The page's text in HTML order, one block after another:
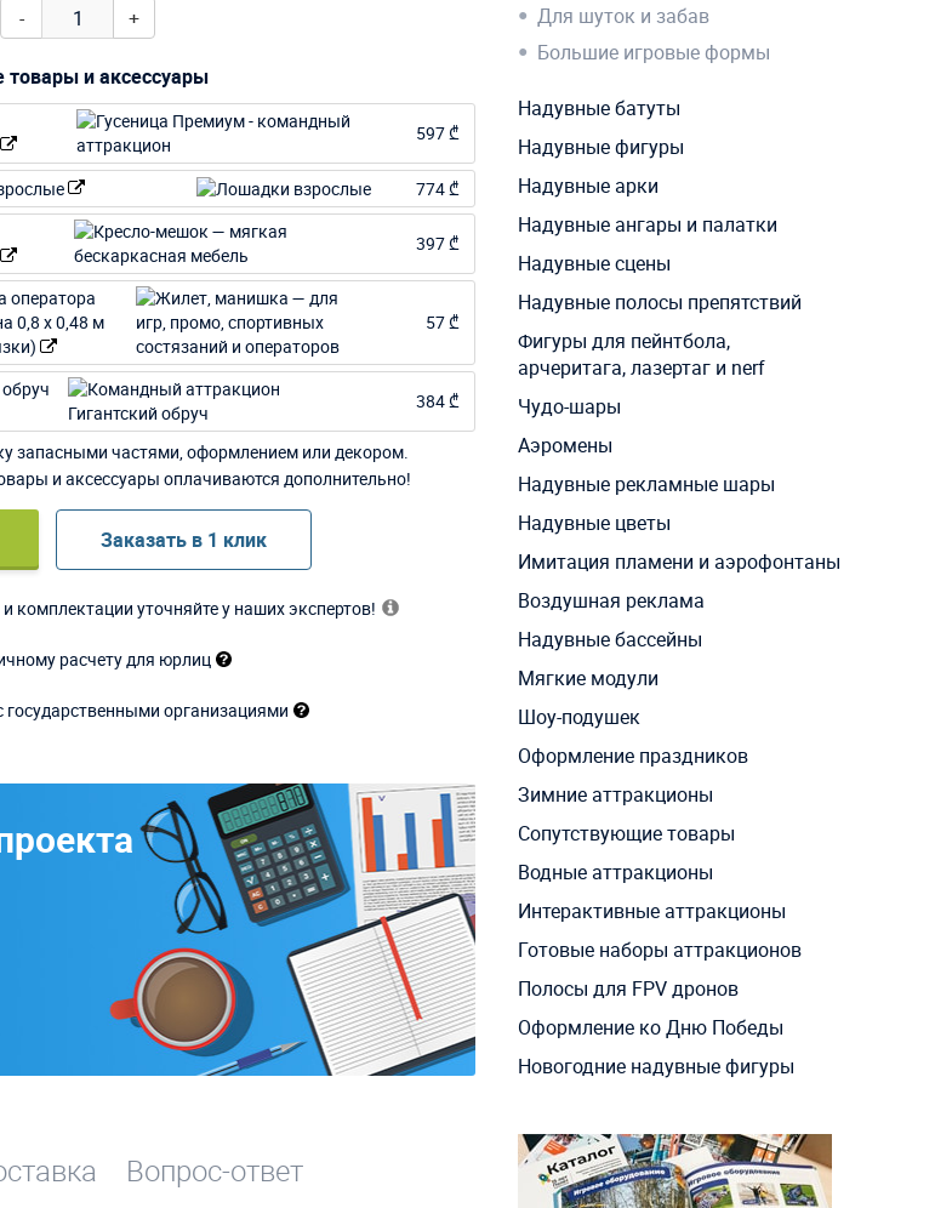
- +
и аксессуары
597 ₾
774 ₾
397 ₾
оператора
0,8 х 0,48 м
57 ₾
384 ₾
запасными частями, оформлением или декором.
и аксессуары оплачиваются дополнительно!
Заказать в 1 клик
комплектации уточняйте у наших экспертов!
расчету для юрлиц
организациями
Вопрос-ответ
Для шуток и забав
Большие игровые формы
Надувные батуты
Надувные фигуры
Надувные арки
Надувные ангары и палатки
Надувные сцены
Надувные полосы препятствий
Фигуры для пейнтбола,
арчеритага, лазертаг и nerf
Чудо-шары
Аэромены
Надувные рекламные шары
Надувные цветы
Имитация пламени и аэрофонтаны
Воздушная реклама
Надувные бассейны
Мягкие модули
Шоу-подушек
Оформление праздников
Зимние аттракционы
Сопутствующие товары
Водные аттракционы
Интерактивные аттракционы
Готовые наборы аттракционов
Полосы для FPV дронов
Оформление ко Дню Победы
Новогодние надувные фигуры